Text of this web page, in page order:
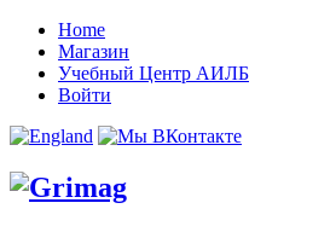
Home
Магазин
Учебный Центр АИЛБ
Войти